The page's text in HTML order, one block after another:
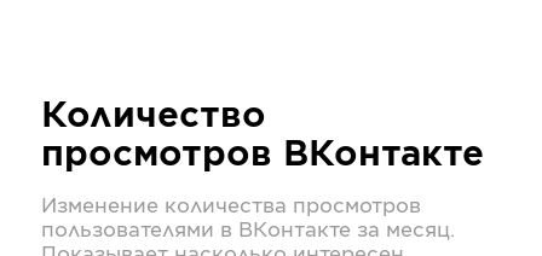
Количество
просмотров ВКонтакте
Изменение количества просмотров
пользователями в ВКонтакте за месяц.